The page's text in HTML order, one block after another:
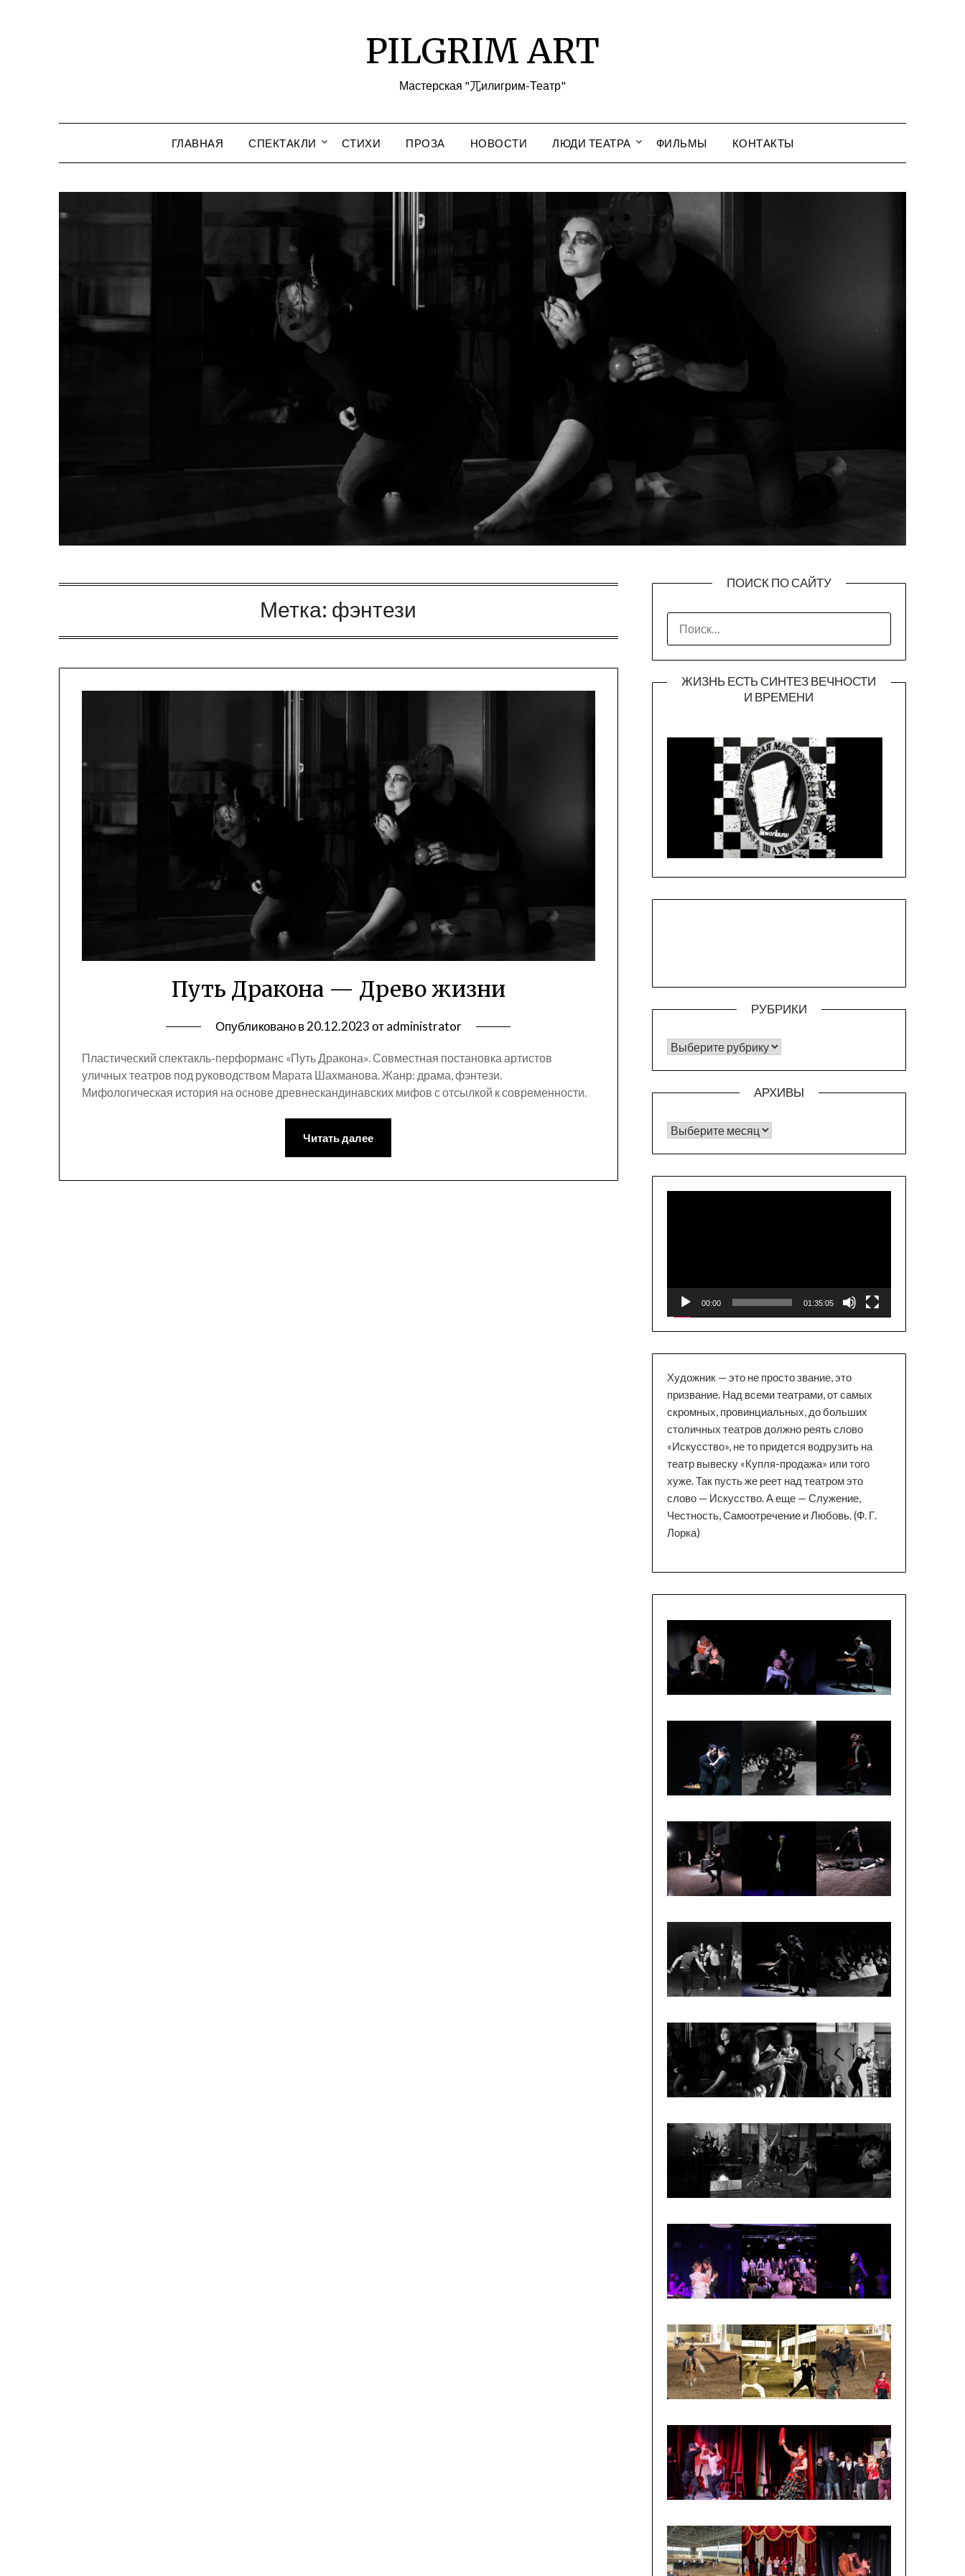
PILGRIM ART
Мастерская "兀илигрим-Театр"
ГЛАВНАЯ СПЕКТАКЛИ СТИХИ ПРОЗА НОВОСТИ ЛЮДИ ТЕАТРА ФИЛЬМЫ КОНТАКТЫ
Метка: фэнтези
Путь Дракона — Древо жизни
Опубликовано в20.12.2023отadministrator
Пластический спектакль-перформанс «Путь Дракона». Совместная постановка артистов
уличных театров под руководством Марата Шахманова. Жанр: драма, фэнтези.
Мифологическая история на основе древнескандинавских мифов с отсылкой к современности.
Читать далее
ПОИСК ПО САЙТУ
ЖИЗНЬ ЕСТЬ СИНТЕЗ ВЕЧНОСТИ
И ВРЕМЕНИ
РУБРИКИ
РУБРИКИ
АРХИВЫ
Архивы
00:00 01:35:05
Художник — это не просто звание, это
призвание. Над всеми театрами, от самых
скромных, провинциальных, до больших
столичных театров должно реять слово
«Искусство», не то придется водрузить на
театр вывеску «Купля-продажа» или того
хуже. Так пусть же реет над театром это
слово — Искусство. А еще — Служение,
Честность, Самоотречение и Любовь. (Ф. Г.
Лорка)